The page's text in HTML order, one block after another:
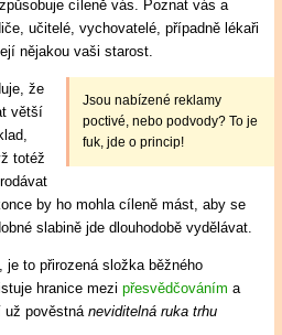
cíleně vás. Poznat vás a
učitelé, vychovatelé, případně lékaři
nějakou vaši starost.
Jsou nabízené reklamy
poctivé, nebo podvody? To je
fuk, jde o princip!
že
větší
totéž
by ho mohla cíleně mást, aby se
slabině jde dlouhodobě vydělávat.
je to přirozená složka běžného
hranice mezipřesvědčováním a
už pověstnáneviditelná ruka trhu